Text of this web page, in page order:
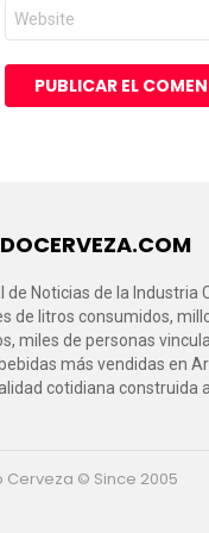
Web
de Noticias de la Industria
de litros consumidos,
miles de personas
más vendidas en
cotidiana construida
Cerveza © Since 2005